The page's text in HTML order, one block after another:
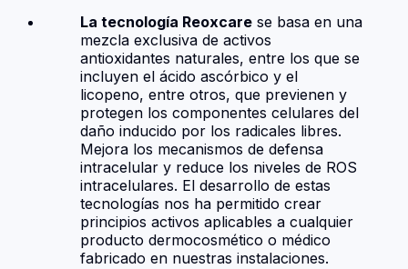
La tecnología Reoxcare se basa en una
mezcla exclusiva de activos
antioxidantes naturales, entre los que se
incluyen el ácido ascórbico y el
licopeno, entre otros, que previenen y
protegen los componentes celulares del
daño inducido por los radicales libres.
Mejora los mecanismos de defensa
intracelular y reduce los niveles de ROS
intracelulares. El desarrollo de estas
tecnologías nos ha permitido crear
principios activos aplicables a cualquier
producto dermocosmético o médico
fabricado en nuestras instalaciones.